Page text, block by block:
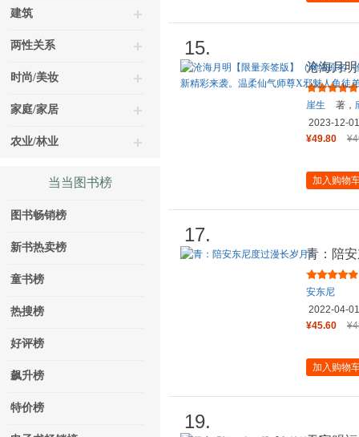
建筑
两性关系
时尚/美妆
家庭/家居
农业/林业
当当图书榜
图书畅销榜
新书热卖榜
童书榜
热搜榜
好评榜
飙升榜
特价榜
15.
沧海月
人饵》
崖生 著，
2023-12-01
¥49.80
加入购物
17.
青：陪
安东尼
2022-04-01
¥45.60
加入购物
19.